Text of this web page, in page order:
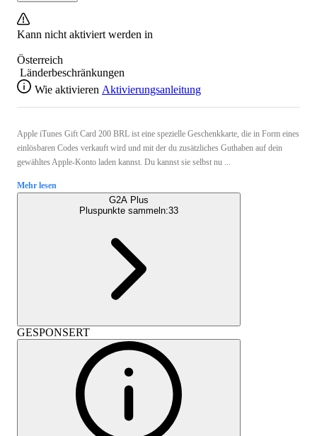
Kann nicht aktiviert werden in
Österreich
Länderbeschränkungen
Wie aktivieren Aktivierungsanleitung
Apple iTunes Gift Card 200 BRL ist eine spezielle Geschenkkarte, die in Form eines
einlösbaren Codes verkauft wird und mit der du zusätzliches Guthaben auf dein
gewähltes Apple-Konto laden kannst. Du kannst sie selbst nu ...
Mehr lesen
G2A Plus
Pluspunkte sammeln:33
GESPONSERT